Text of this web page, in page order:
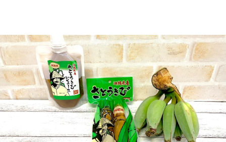
お知らせ
イベント・グッズ
YouTube
会社情報